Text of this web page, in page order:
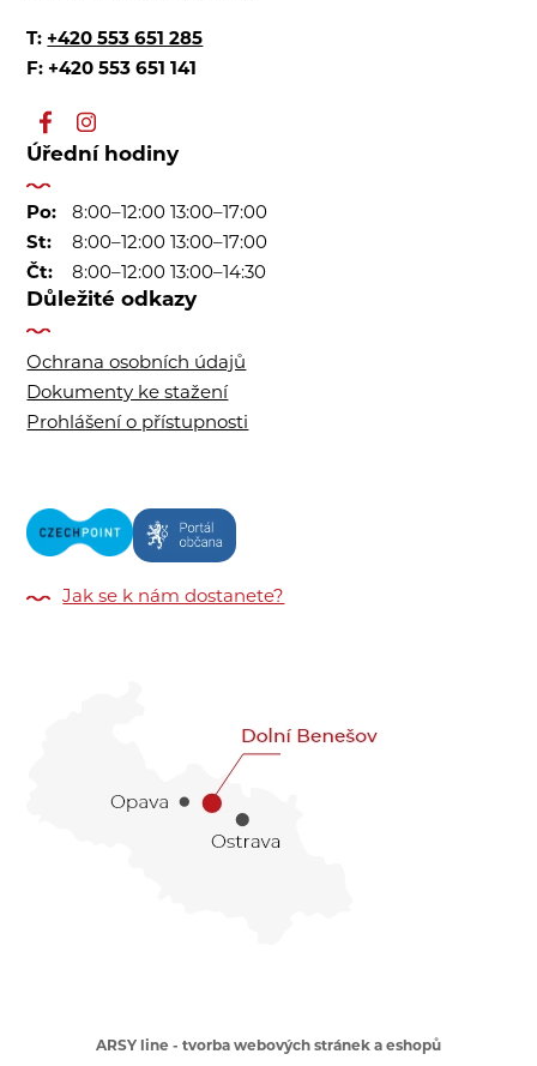
T: +420 553 651 285
F: +420 553 651 141
Úřední hodiny
Po:
8:00–12:00 13:00–17:00
St:
8:00–12:00 13:00–17:00
Čt:
8:00–12:00 13:00–14:30
Důležité odkazy
Ochrana osobních údajů
Dokumenty ke stažení
Prohlášení o přístupnosti
Jak se k nám dostanete?
ARSY line - tvorba webových stránek a eshopů